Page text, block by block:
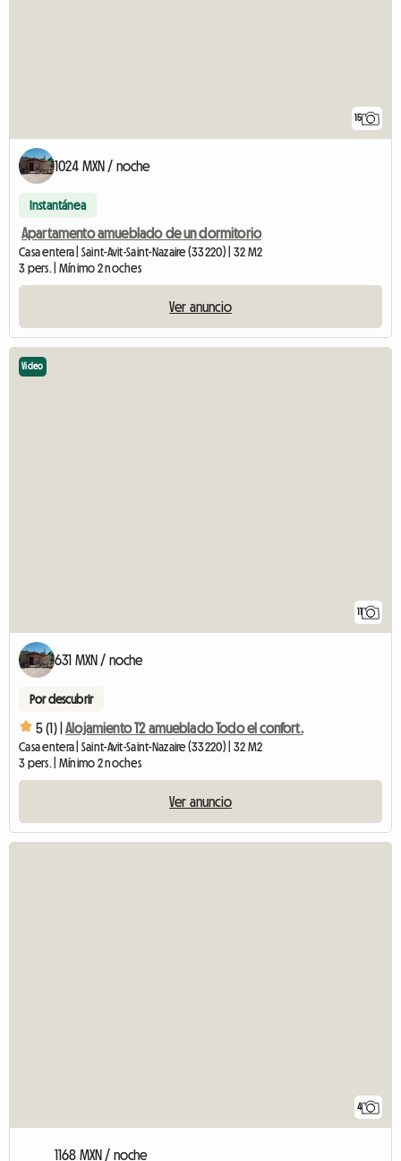
15
1024 MXN / noche
Instantánea
Apartamento amueblado de un dormitorio
Casa entera | Saint-Avit-Saint-Nazaire (33220) | 32 M2
3 pers. | Mínimo 2 noches
Ver anuncio
11
Video
631 MXN / noche
Por descubrir
5 (1) | Alojamiento T2 amueblado Todo el confort.
Casa entera | Saint-Avit-Saint-Nazaire (33220) | 32 M2
3 pers. | Mínimo 2 noches
Ver anuncio
4
1168 MXN / noche